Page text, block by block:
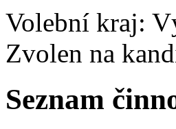
Volební kraj:
Zvolen na
Seznam